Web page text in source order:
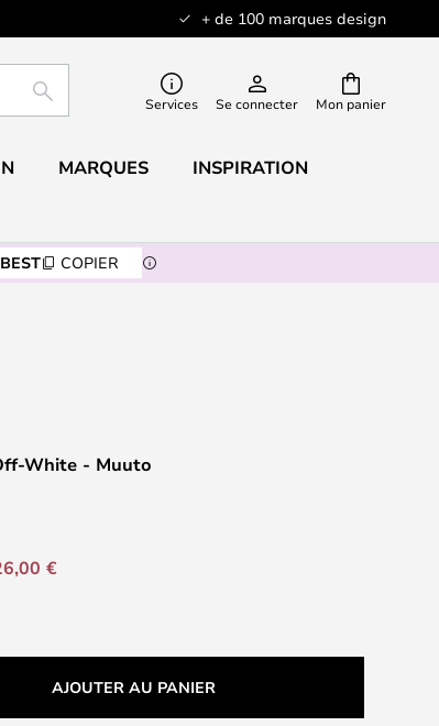
+ de 100 marques design
Mon panier
RECHERCHERServices Se connecter
MARQUES INSPIRATION
BEST COPIER
White - Muuto
€
AJOUTER AU PANIER